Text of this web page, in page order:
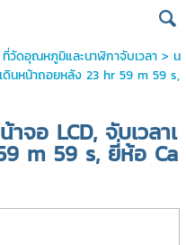
ที่วัดอุณหภูมิและนาฬิกาจับเวลา> น
ดินหน้าถอยหลัง 23 hr 59 m 59 s,
จอ LCD, จับเวลาเ
m 59 s, ยี่ห้อ Ca